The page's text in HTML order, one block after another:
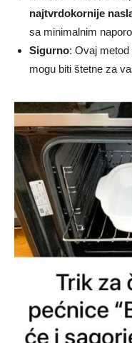
najtvrdokornije
sa minimalnim
Sigurno: Ovaj
mogu biti štetne za